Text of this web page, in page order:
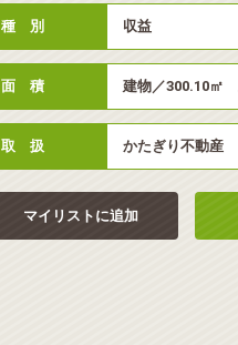
種 別 収益
面 積 建物／300.10㎡
取 扱 かたぎり不動産
マイリストに追加